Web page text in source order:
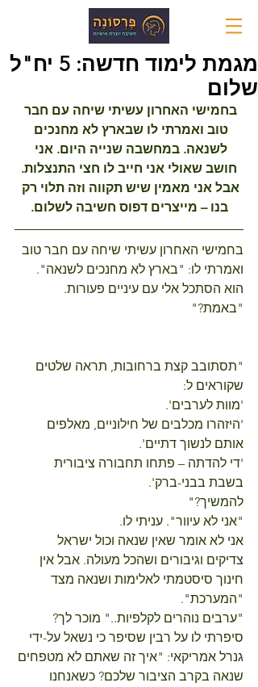
מגמת לימוד חדשה: 5 יח"ל
שלום
בחמישי האחרון עשיתי שיחה עם חבר
טוב ואמרתי לו שבארץ לא מחנכים
לשנאה. במחשבה שנייה היום. אני
חושב שאולי אני חייב לו חצי התנצלות.
אבל אני מאמין שיש תקווה וזה תלוי רק
בנו – מייצרים דפוס חשיבה לשלום.
בחמישי האחרון עשיתי שיחה עם חבר טוב
ואמרתי לו: "בארץ לא מחנכים לשנאה".
הוא הסתכל אלי עם עיניים פעורות.
"באמת?"
"תסתובב קצת ברחובות, תראה שלטים
שקוראים ל:
'מוות לערבים'.
'היזהרו מכלבים של חילוניים, מאלפים
אותם לנשוך דתיים'.
'די להדתה – פתחו תחבורה ציבורית
בשבת בבני-ברק'.
להמשיך?"
"אני לא עיוור". עניתי לו.
אני לא אומר שאין שנאה וכול ישראל
צדיקים וגיבורים ושהכל מעולה. אבל אין
חינוך סיסטמתי לאלימות ושנאה מצד
"המערכת".
"ערבים נוהרים לקלפיות.." מוכר לך?
סיפרתי לו על רבין שסיפר כי נשאל על-ידי
גנרל אמריקאי: "איך זה שאתם לא מטפחים
שנאה בקרב הציבור שלכם? כשאנחנו